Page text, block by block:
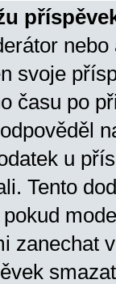
svoje
času po
u
Tento
zanechat